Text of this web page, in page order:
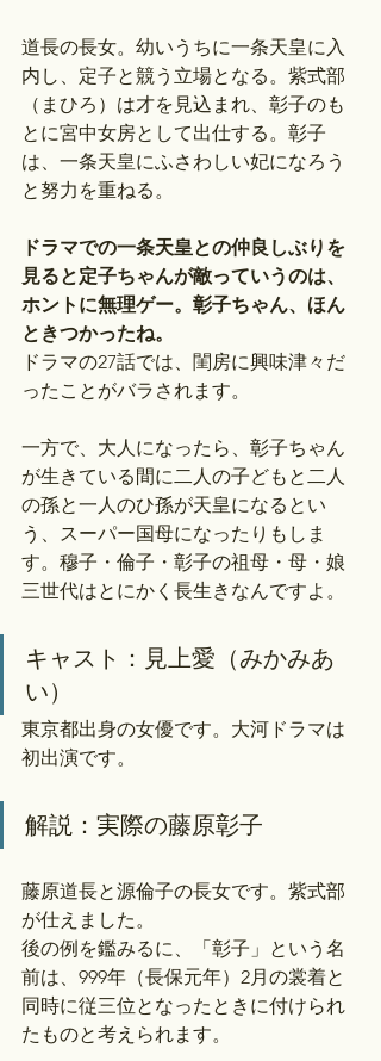
道長の長女。幼いうちに一条天皇に入
内し、定子と競う立場となる。紫式部
（まひろ）は才を見込まれ、彰子のも
とに宮中女房として出仕する。彰子
は、一条天皇にふさわしい妃になろう
と努力を重ねる。
ドラマでの一条天皇との仲良しぶりを
見ると定子ちゃんが敵っていうのは、
ホントに無理ゲー。彰子ちゃん、ほん
ときつかったね。
ドラマの27話では、閨房に興味津々だ
ったことがバラされます。
一方で、大人になったら、彰子ちゃん
が生きている間に二人の子どもと二人
の孫と一人のひ孫が天皇になるとい
う、スーパー国母になったりもしま
す。穆子・倫子・彰子の祖母・母・娘
三世代はとにかく長生きなんですよ。
キャスト：見上愛（みかみあ
い）
東京都出身の女優です。大河ドラマは
初出演です。
解説：実際の藤原彰子
藤原道長と源倫子の長女です。紫式部
が仕えました。
後の例を鑑みるに、「彰子」という名
前は、999年（長保元年）2月の裳着と
同時に従三位となったときに付けられ
たものと考えられます。